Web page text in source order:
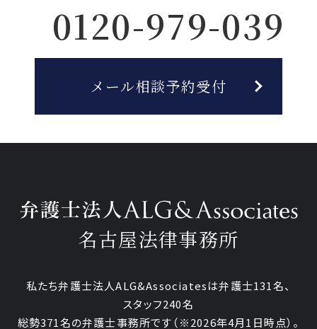
0120-979-039
メール相談予約受付
名古屋法律事務所
私たち弁護士法人ALG&Associatesは弁護士131名、
スタッフ240名
総勢371名の弁護士事務所です （※2026年4月1日時点）。